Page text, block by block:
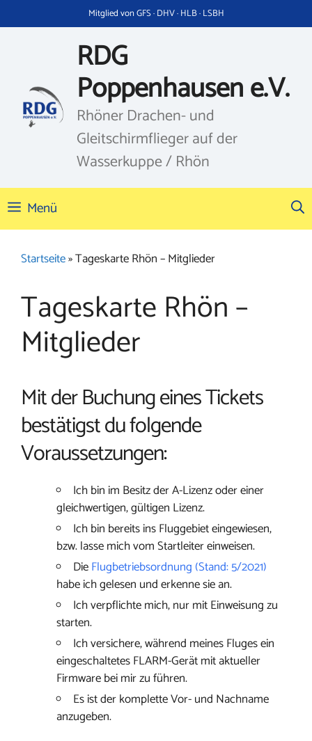
Inhalt
Mitglied von GFS · DHV · HLB · LSBH
RDG
Poppenhausen e.V.
Rhöner Drachen- und
Gleitschirmflieger auf der
Wasserkuppe / Rhön
Menü
Startseite»Tageskarte Rhön – Mitglieder
Tageskarte Rhön –
Mitglieder
Mit der Buchung eines Tickets
bestätigst du folgende
Voraussetzungen:
Ich bin im Besitz der A-Lizenz oder einer
gleichwertigen, gültigen Lizenz.
Ich bin bereits ins Fluggebiet eingewiesen,
bzw. lasse mich vom Startleiter einweisen.
DieFlugbetriebsordnung (Stand: 5/2021)
habe ich gelesen und erkenne sie an.
Ich verpflichte mich, nur mit Einweisung zu
starten.
Ich versichere, während meines Fluges ein
eingeschaltetes FLARM-Gerät mit aktueller
Firmware bei mir zu führen.
Es ist der komplette Vor- und Nachname
anzugeben.